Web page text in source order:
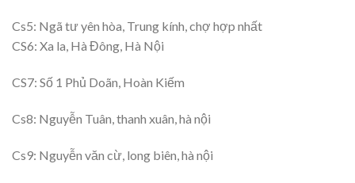
Cs5: Ngã tư yên hòa, Trung kính, chợ hợp nhất
CS6: Xa la, Hà Đông, Hà Nội
CS7: Số 1 Phủ Doãn, Hoàn Kiếm
Cs8: Nguyễn Tuân, thanh xuân, hà nội
Cs9: Nguyễn văn cừ, long biên, hà nội